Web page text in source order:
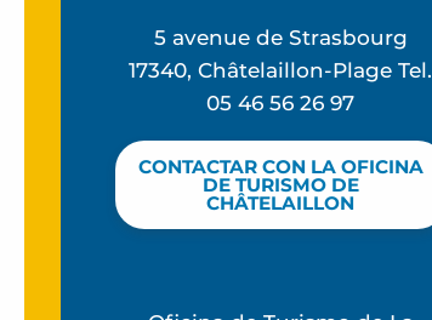
5 avenue de Strasbourg
17340, Châtelaillon-Plage Tel.
05 46 56 26 97
CONTACTAR CON LA OFICINA
DE TURISMO DE
CHÂTELAILLON